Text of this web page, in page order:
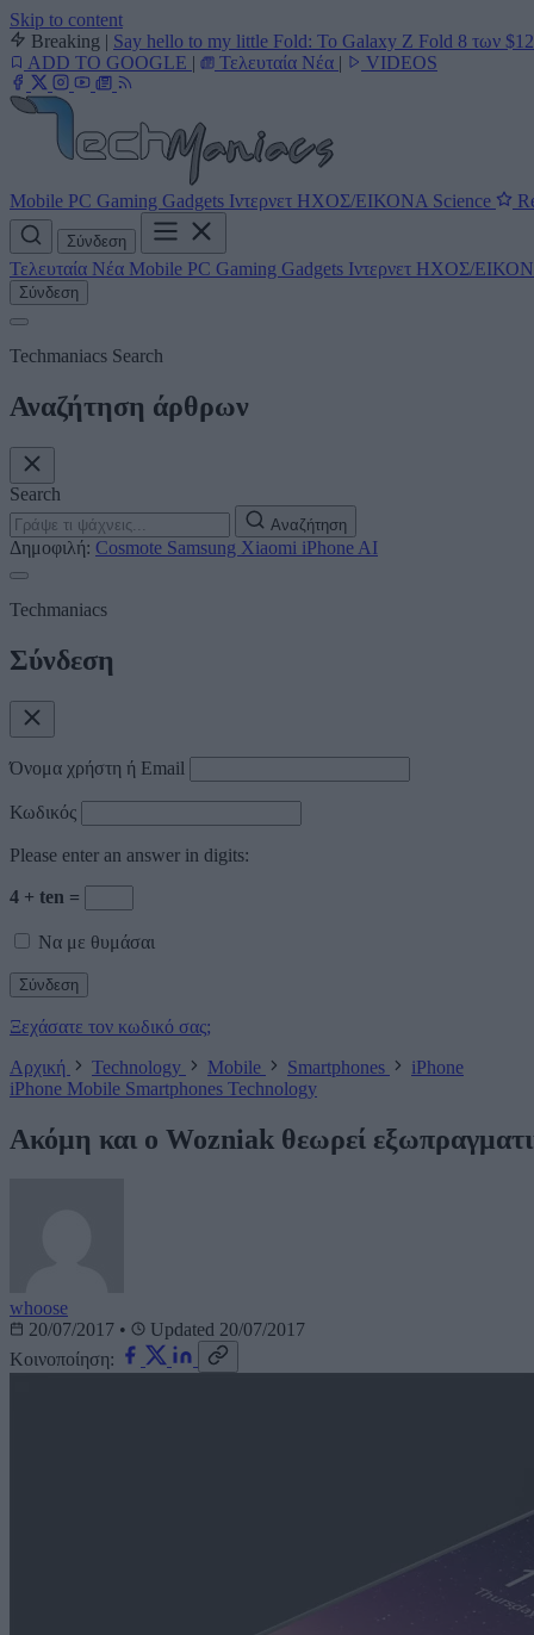
Skip to content
Breaking | Say hello to my little Fold: Το Galaxy Z Fold 8 των
ADD TO GOOGLE | Τελευταία Νέα | VIDEOS
Mobile PC Gaming Gadgets Ιντερνετ ΗΧΟΣ/ΕΙΚΟΝΑ Science
Σύνδεση
Τελευταία Νέα Mobile PC Gaming Gadgets Ιντερνετ ΗΧΟΣ/
Σύνδεση
Techmaniacs Search
Αναζήτηση άρθρων
Search
Αναζήτηση
Δημοφιλή: Cosmote Samsung Xiaomi iPhone AI
Techmaniacs
Σύνδεση
Όνομα χρήστη ή Email
Κωδικός
Please enter an answer in digits:
4 + ten =
Να με θυμάσαι
Ξεχάσατε τον κωδικό σας;
Αρχική
Technology Mobile Smartphones
iPhone
iPhone Mobile Smartphones Technology
Ακόμη και ο Wozniak θεωρεί
whoose
20/07/2017 •
Updated 20/07/2017
Κοινοποίηση: